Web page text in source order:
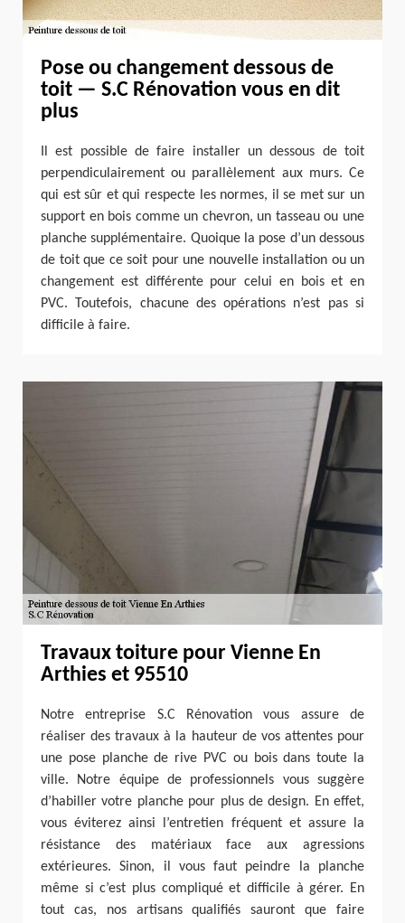
Pose ou changement dessous de
toit — S.C Rénovation vous en dit
plus
Il est possible de faire installer un dessous de toit
perpendiculairement ou parallèlement aux murs. Ce
qui est sûr et qui respecte les normes, il se met sur un
support en bois comme un chevron, un tasseau ou une
planche supplémentaire. Quoique la pose d’un dessous
de toit que ce soit pour une nouvelle installation ou un
changement est différente pour celui en bois et en
PVC. Toutefois, chacune des opérations n’est pas si
difficile à faire.
Travaux toiture pour Vienne En
Arthies et 95510
Notre entreprise S.C Rénovation vous assure de
réaliser des travaux à la hauteur de vos attentes pour
une pose planche de rive PVC ou bois dans toute la
ville. Notre équipe de professionnels vous suggère
d’habiller votre planche pour plus de design. En effet,
vous éviterez ainsi l’entretien fréquent et assure la
résistance des matériaux face aux agressions
extérieures. Sinon, il vous faut peindre la planche
même si c’est plus compliqué et difficile à gérer. En
tout cas, nos artisans qualifiés sauront que faire